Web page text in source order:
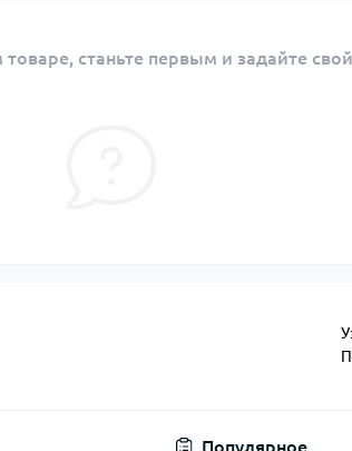
станьте первым и задайте
Популярное